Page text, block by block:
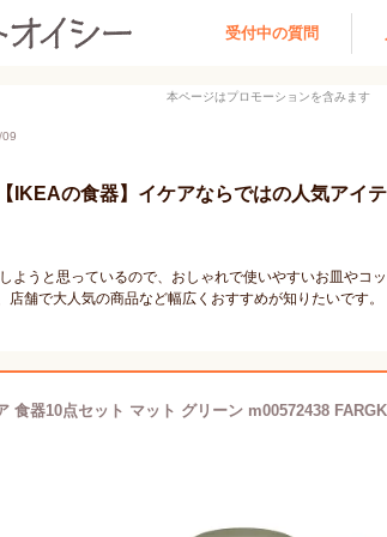
受付中の質問
本ページはプロモーションを含みます
09
【IKEAの食器】イケアならではの人気アイ
ようと思っているので、おしゃれで使いやすいお皿やコ
店舗で大人気の商品など幅広くおすすめが知りたいです。